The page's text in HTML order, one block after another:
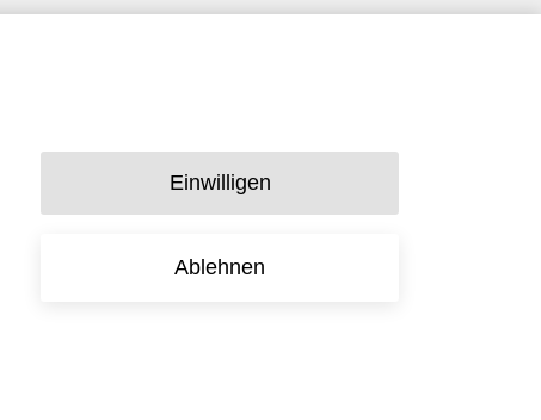
Einwilligen
Ablehnen